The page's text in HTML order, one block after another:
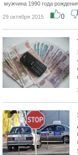
мужчина 1990 года
29 октября 2015 0